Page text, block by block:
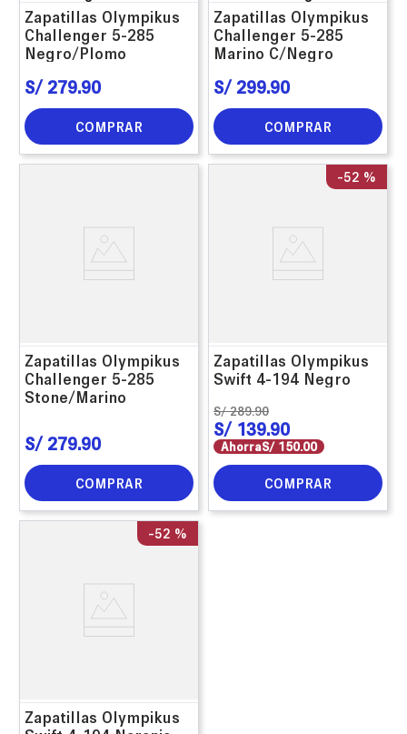
Zapatillas Olympikus
Challenger 5-285
Negro/Plomo
S/ 279.90
COMPRAR
Zapatillas Olympikus
Challenger 5-285
Marino C/Negro
S/ 299.90
COMPRAR
Zapatillas Olympikus
Challenger 5-285
Stone/Marino
S/ 279.90
COMPRAR
-52 %
Zapatillas Olympikus
Swift 4-194 Negro
S/ 289.90
S/ 139.90
AhorraS/ 150.00
COMPRAR
-52 %
Zapatillas Olympikus